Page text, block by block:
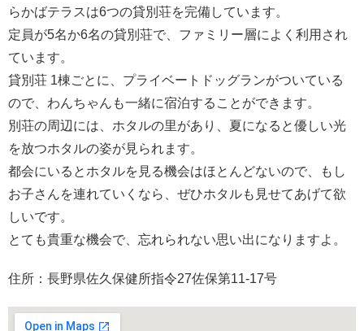
らかばテラスは6つの貸別荘を完備しています。
定員が5名か6名の貸別荘で、ファミリー層によく利用され
ています。
貸別荘 1棟ごとに、プライベートドッグランがついている
ので、わんちゃんも一緒に宿泊することができます。
別荘の周辺には、ホタルの里があり、夏になると優しい光
を放つホタルの姿が見られます。
都会にいるとホタルを見る機会はほとんどないので、もし
お子さんを連れていくなら、ぜひホタルも見せてあげて欲
しいです。
とても貴重な機会で、忘れられない思い出になりますよ。
住所：長野県佐久保健所指令27佐保第11-17号